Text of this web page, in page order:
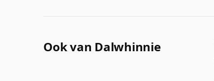
Ook van Dalwhinnie